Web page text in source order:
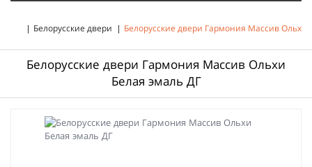
Белорусские двери Белорусские двери Гармония Массив Ольхи
Белорусские двери Гармония Массив Ольхи
Белая эмаль ДГ